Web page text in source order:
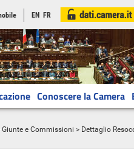
EN FR
Conoscere la Camera
Giunte e Commissioni > Dettaglio